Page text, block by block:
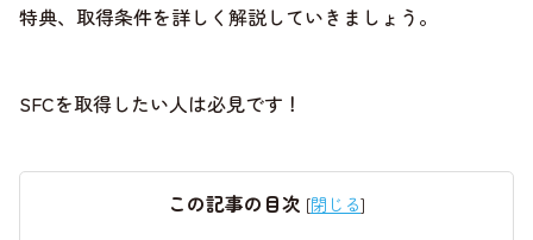
特典、取得条件を詳しく解説していきましょう。
SFCを取得したい人は必見です！
この記事の目次 [閉じる]